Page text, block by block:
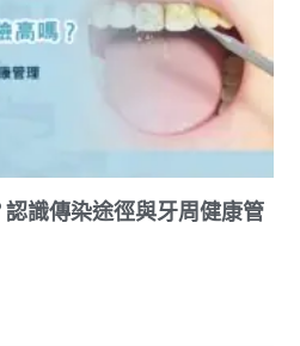
識傳染途徑與牙周健康管